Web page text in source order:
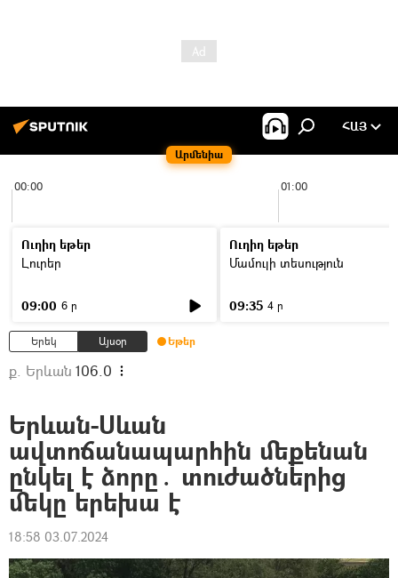
Արմենիա
ՀԱՅ
00:00 01:00
Ուղիղ եթեր
Լուրեր
09:00 6 ր
Ուղիղ եթեր
Մամուլի տեսություն
09:35 4 ր
Երեկ Այսօր Եթեր
ք. Երևան 106.0
Երևան-Սևան
ավտոճանապարհին մեքենան
ընկել է ձորը․ տուժածներից
մեկը երեխա է
18:58 03.07.2024